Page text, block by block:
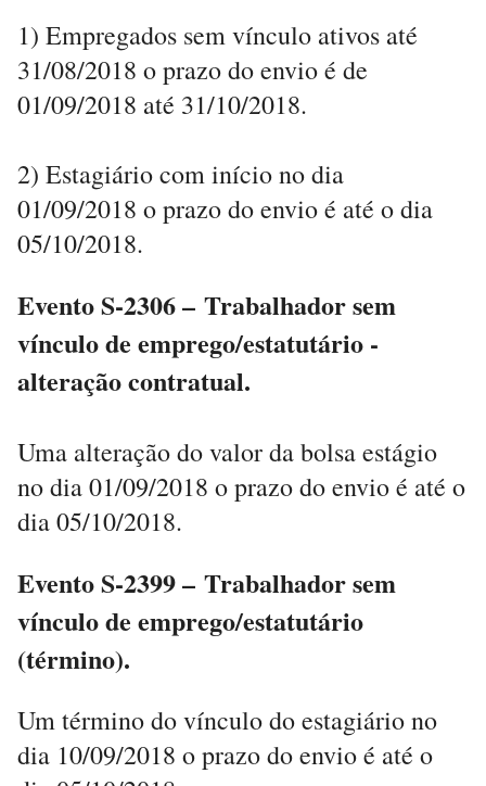
1) Empregados sem vínculo ativos até
31/08/2018 o prazo do envio é de
01/09/2018 até 31/10/2018.
2) Estagiário com início no dia
01/09/2018 o prazo do envio é até o dia
05/10/2018.
Evento S-2306 – Trabalhador sem
vínculo de emprego/estatutário -
alteração contratual.
Uma alteração do valor da bolsa estágio
no dia 01/09/2018 o prazo do envio é até o
dia 05/10/2018.
Evento S-2399 – Trabalhador sem
vínculo de emprego/estatutário
(término).
Um término do vínculo do estagiário no
dia 10/09/2018 o prazo do envio é até o